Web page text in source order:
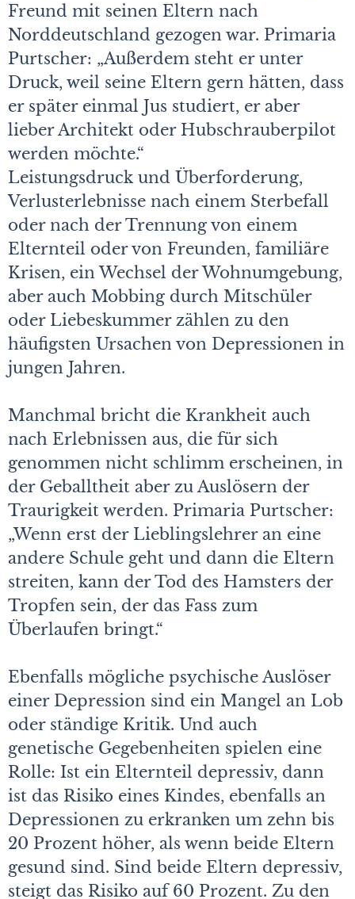
Freund mit seinen Eltern nach
Norddeutschland gezogen war. Primaria
Purtscher: „Außerdem steht er unter
Druck, weil seine Eltern gern hätten, dass
er später einmal Jus studiert, er aber
lieber Architekt oder Hubschrauberpilot
werden möchte.“
Leistungsdruck und Überforderung,
Verlusterlebnisse nach einem Sterbefall
oder nach der Trennung von einem
Elternteil oder von Freunden, familiäre
Krisen, ein Wechsel der Wohn­umgebung,
aber auch Mobbing durch Mitschüler
oder Liebeskummer zählen zu den
häufigsten Ursachen von Depressionen in
jungen Jahren.
Manchmal bricht die Krankheit auch
nach Erlebnissen aus, die für sich
genommen nicht schlimm erscheinen, in
der Geballtheit aber zu Auslösern der
Traurigkeit werden. Primaria Purtscher:
„Wenn erst der Lieblingslehrer an eine
andere Schule geht und dann die Eltern
streiten, kann der Tod des Hamsters der
Tropfen sein, der das Fass zum
Überlaufen bringt.“
Ebenfalls mögliche psychische Auslöser
einer Depression sind ein Mangel an Lob
oder ständige Kritik. Und auch
genetische Gegebenheiten spielen eine
Rolle: Ist ein Elternteil depressiv, dann
ist das Risiko eines Kindes, ebenfalls an
Depressionen zu erkranken um zehn bis
20 Prozent höher, als wenn beide Eltern
gesund sind. Sind beide Eltern depressiv,
steigt das Risiko auf 60 Prozent. Zu den